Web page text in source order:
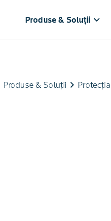
Produse & Soluții keyboard_arrow_down
Produse & Soluții keyboard_arrow_right